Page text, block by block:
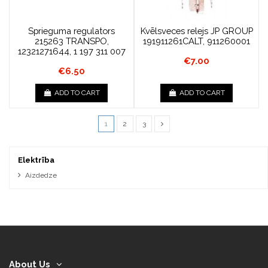
Sprieguma regulators
215263 TRANSPO,
12321271644, 1 197 311 007
€6.50
ADD TO CART
Kvēlsveces relejs JP GROUP
191911261CALT, 911260001
€7.00
ADD TO CART
1 2 3
Elektrība
Aizdedze
About Us